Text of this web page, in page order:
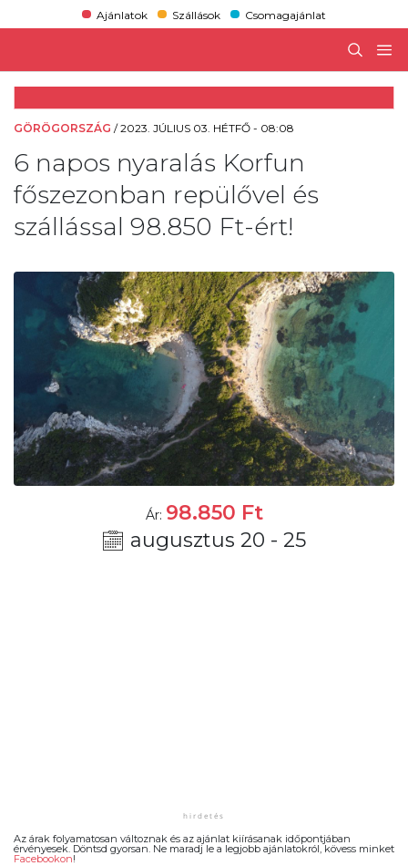
Ajánlatok Szállások Csomagajánlat
GÖRÖGORSZÁG /2023. JÚLIUS 03. HÉTFŐ - 08:08
6 napos nyaralás Korfun
főszezonban repülővel és
szállással 98.850 Ft-ért!
Ár: 98.850 Ft
augusztus 20 - 25
Az árak folyamatosan változnak és az ajánlat kiírásanak időpontjában
érvényesek. Döntsd gyorsan. Ne maradj le a legjobb ajánlatokról, kövess minket
Facebookon!